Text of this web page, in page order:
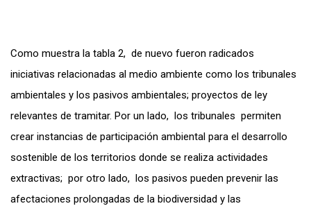
Como muestra la tabla 2, de nuevo fueron radicados
iniciativas relacionadas al medio ambiente como los tribunales
ambientales y los pasivos ambientales; proyectos de ley
relevantes de tramitar. Por un lado, los tribunales permiten
crear instancias de participación ambiental para el desarrollo
sostenible de los territorios donde se realiza actividades
extractivas; por otro lado, los pasivos pueden prevenir las
afectaciones prolongadas de la biodiversidad y las